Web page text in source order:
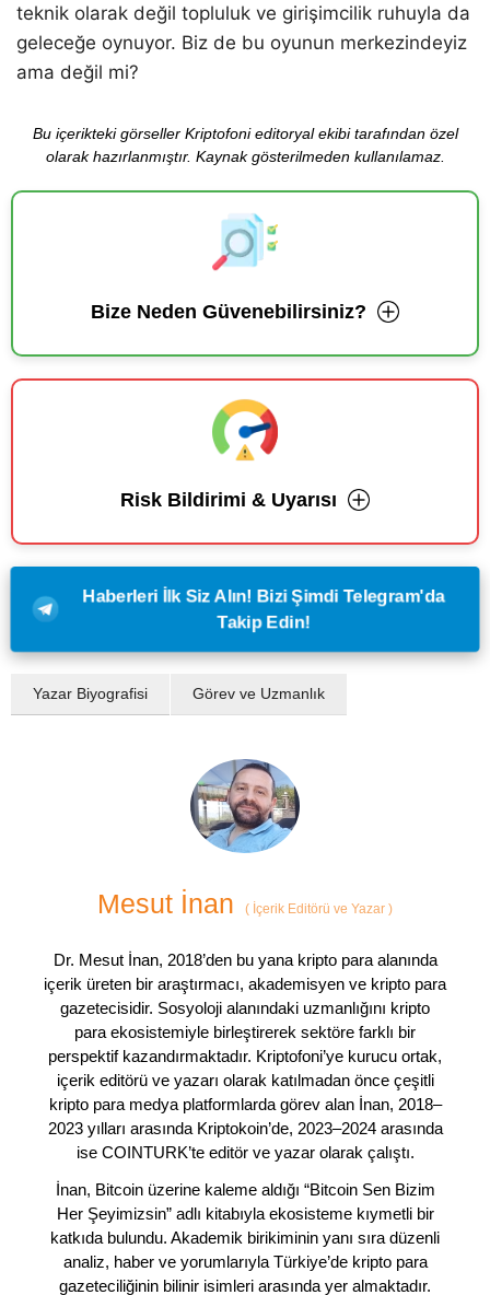
teknik olarak değil topluluk ve girişimcilik ruhuyla da
geleceğe oynuyor. Biz de bu oyunun merkezindeyiz
ama değil mi?
Bu içerikteki görseller Kriptofoni editoryal ekibi tarafından özel
olarak hazırlanmıştır. Kaynak gösterilmeden kullanılamaz.
Bize Neden Güvenebilirsiniz?
Risk Bildirimi & Uyarısı
Haberleri İlk Siz Alın! Bizi Şimdi Telegram'da
Takip Edin!
Yazar Biyografisi Görev ve Uzmanlık
Mesut İnan ( İçerik Editörü ve Yazar )
Dr. Mesut İnan, 2018’den bu yana kripto para alanında
içerik üreten bir araştırmacı, akademisyen ve kripto para
gazetecisidir. Sosyoloji alanındaki uzmanlığını kripto
para ekosistemiyle birleştirerek sektöre farklı bir
perspektif kazandırmaktadır. Kriptofoni’ye kurucu ortak,
içerik editörü ve yazarı olarak katılmadan önce çeşitli
kripto para medya platformlarda görev alan İnan, 2018–
2023 yılları arasında Kriptokoin’de, 2023–2024 arasında
ise COINTURK’te editör ve yazar olarak çalıştı.
İnan, Bitcoin üzerine kaleme aldığı “Bitcoin Sen Bizim
Her Şeyimizsin” adlı kitabıyla ekosisteme kıymetli bir
katkıda bulundu. Akademik birikiminin yanı sıra düzenli
analiz, haber ve yorumlarıyla Türkiye’de kripto para
gazeteciliğinin bilinir isimleri arasında yer almaktadır.